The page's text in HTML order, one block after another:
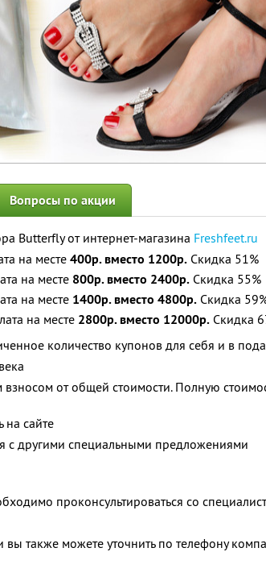
Вопросы по акции
Butterfly от интернет-магазина Freshfeet.ru
на месте400р. вместо 1200р. Скидка 51%
на месте 800р. вместо 2400р. Скидка 55%
на месте 1400р. вместо 4800р. Скидка
на месте 2800р. вместо 12000р. Скидка
количество купонов для себя и в
от общей стоимости. Полную
на сайте
с другими специальными предложениями
проконсультироваться со
также можете уточнить по телефону